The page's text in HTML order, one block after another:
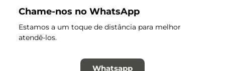
Chame-nos no WhatsApp
Estamos a um toque de distância para melhor
atendê-los.
Whatsapp